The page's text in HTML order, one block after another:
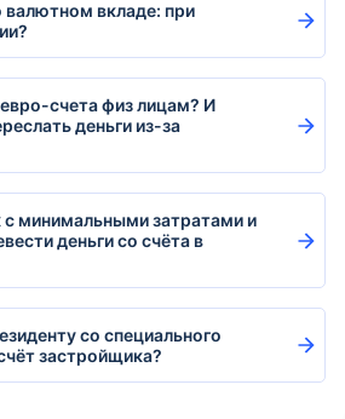
валютном вкладе: при
счета физ лицам? И
деньги из-за
с минимальными затратами и
деньги со счёта в
со специального
застройщика?